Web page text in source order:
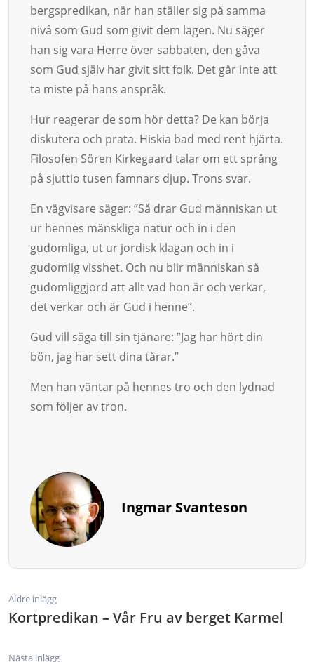
bergspredikan, när han stäl­ler sig på samma
nivå som Gud som givit dem lagen. Nu säger
han sig vara Herre över sabbaten, den gåva
som Gud själv har givit sitt folk. Det går inte att
ta miste på hans anspråk.
Hur reagerar de som hör detta? De kan börja
diskutera och pra­ta. His­kia bad med rent hjärta.
Filosofen Sören Kirkegaard talar om ett språng
på sjuttio tusen famnars djup. Trons svar.
En vägvisare säger: ”Så drar Gud människan ut
ur hennes mänskliga natur och in i den
gudomliga, ut ur jordisk klagan och in i
gudomlig viss­­­het. Och nu blir människan så
gudomliggjord att allt vad hon är och verkar,
det verkar och är Gud i henne”.
Gud vill säga till sin tjänare: ”Jag har hört din
bön, jag har sett dina tå­rar.”
Men han väntar på hennes tro och den lydnad
som följer av tron.
Ingmar Svanteson
Äldre inlägg
Kortpredikan – Vår Fru av berget Karmel
Nästa inlägg